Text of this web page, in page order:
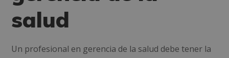
salud
Un profesional en gerencia de la salud debe tener la